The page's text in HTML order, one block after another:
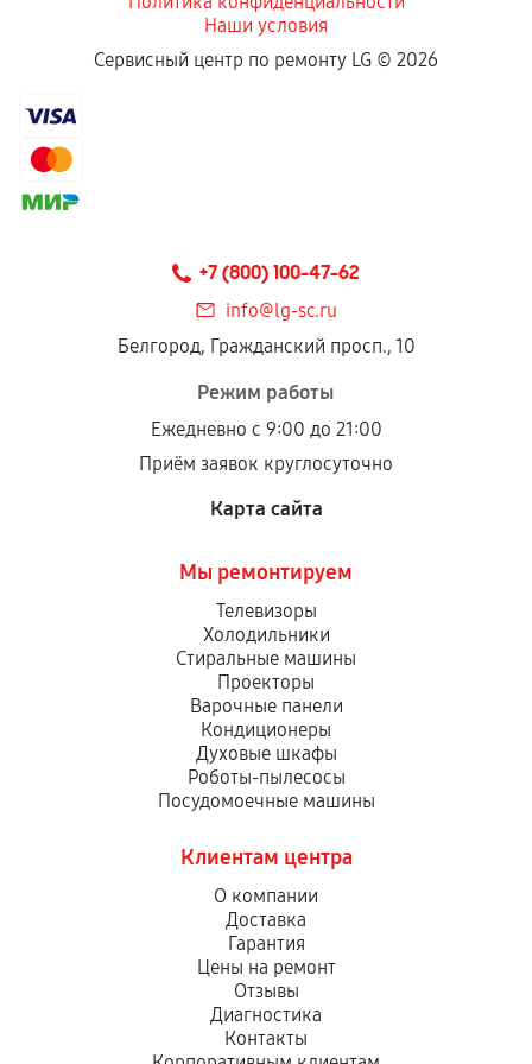
Наши условия
Сервисный центр по ремонту LG © 2026
+7 (800) 100-47-62
info@lg-sc.ru
Белгород, Гражданский просп., 10
Режим работы
Ежедневно с 9:00 до 21:00
Приём заявок круглосуточно
Карта сайта
Мы ремонтируем
Телевизоры
Холодильники
Стиральные машины
Проекторы
Варочные панели
Кондиционеры
Духовые шкафы
Роботы-пылесосы
Посудомоечные машины
Клиентам центра
О компании
Доставка
Гарантия
Цены на ремонт
Отзывы
Диагностика
Контакты